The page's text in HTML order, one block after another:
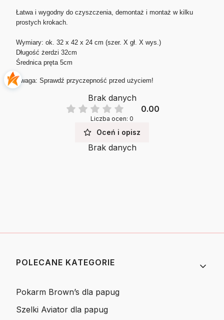
Łatwa i wygodny do czyszczenia, demontaż i montaż w kilku
prostych krokach.
Wymiary: ok. 32 x 42 x 24 cm (szer. X gł. X wys.)
Długość żerdzi 32cm
Średnica pręta 5cm
Uwaga: Sprawdź przyczepność przed użyciem!
Brak danych
0.00
Liczba ocen: 0
Oceń i opisz
Brak danych
Linki w stopce
POLECANE KATEGORIE
Pokarm Brown’s dla papug
Szelki Aviator dla papug